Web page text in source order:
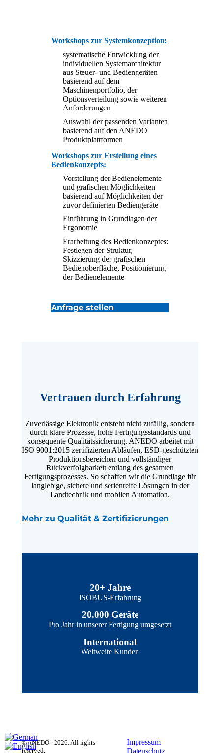
Workshops zur Systemkonzeption:
systematische Entwicklung der
individuellen Systemarchitektur
aus Steuer- und Bediengeräten
basierend auf dem
Maschinenportfolio, der
Optionsverteilung sowie weiteren
Anforderungen
Auswahl der passenden Varianten
basierend auf den ANEDO
Produktplattformen
Workshops zur Erstellung eines
Bedienkonzepts:
Vorstellung der Bedienelemente
und grafischen Möglichkeiten
basierend auf Möglichkeiten der
zuvor definierten Bediengeräte
Einführung in Grundlagen der
Ergonomie
Erarbeitung des Bedienkonzeptes:
Festlegen der Struktur,
Skizzierung der grafischen
Bedienoberfläche, Positionierung
der Bedienelemente
Anfrage stellen
Vertrauen durch Erfahrung
Zuverlässige Elektronik entsteht nicht zufällig, sondern
durch klare Prozesse, hohe Fertigungsstandards und
konsequente Qualitätssicherung. ANEDO arbeitet mit
ISO 9001:2015 zertifizierten Abläufen, ESD-geschützten
Produktionsbereichen und vollständiger
Rückverfolgbarkeit entlang des gesamten
Fertigungsprozesses. So schaffen wir die Grundlage für
langlebige, sichere und serienreife Lösungen in der
Landtechnik und mobilen Automation.
Mehr zu Qualität & Zertifizierungen
20+ Jahre
ISOBUS-Erfahrung
20.000 Geräte
Pro Jahr in unserer Fertigung umgesetzt
International
Weltweite Kunden
Impressum
Datenschutz